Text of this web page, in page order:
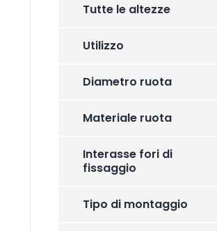
Tutte le altezze
Utilizzo
Diametro ruota
Materiale ruota
Interasse fori di
fissaggio
Tipo di montaggio